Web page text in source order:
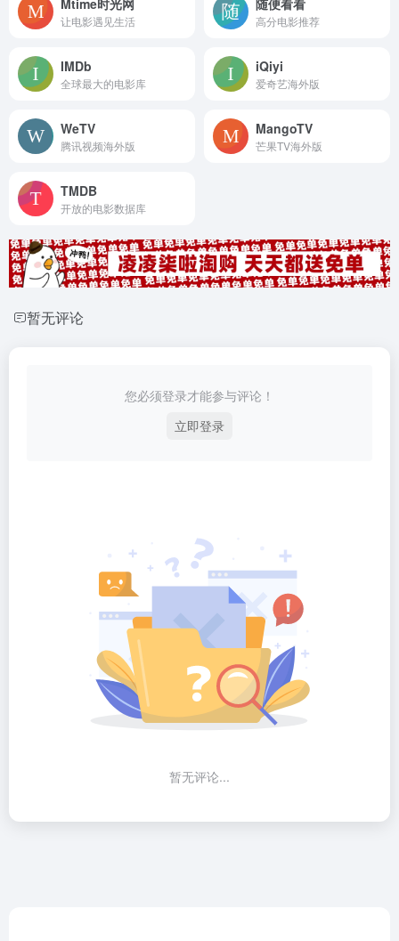
让电影遇见生活 高分电影推荐
IMDb
全球最大的电影库
iQiyi
爱奇艺海外版
WeTV
腾讯视频海外版
MangoTV
芒果TV海外版
TMDB
开放的电影数据库
暂无评论
您必须登录才能参与评论！
立即登录
暂无评论...